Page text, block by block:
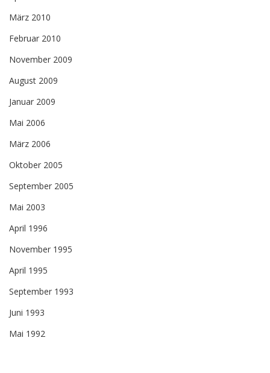
März 2010
Februar 2010
November 2009
August 2009
Januar 2009
Mai 2006
März 2006
Oktober 2005
September 2005
Mai 2003
April 1996
November 1995
April 1995
September 1993
Juni 1993
Mai 1992